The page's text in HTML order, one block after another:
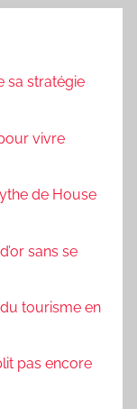
sa stratégie
vivre
de House
sans se
tourisme en
pas encore